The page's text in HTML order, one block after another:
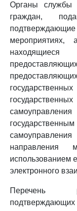
Органы службы
граждан,
подтверждающие
мероприятиях,
направления
использованием
электронного
Перечень